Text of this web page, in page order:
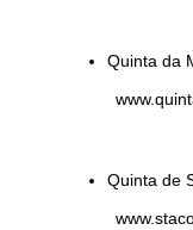
Quinta da
Quinta de